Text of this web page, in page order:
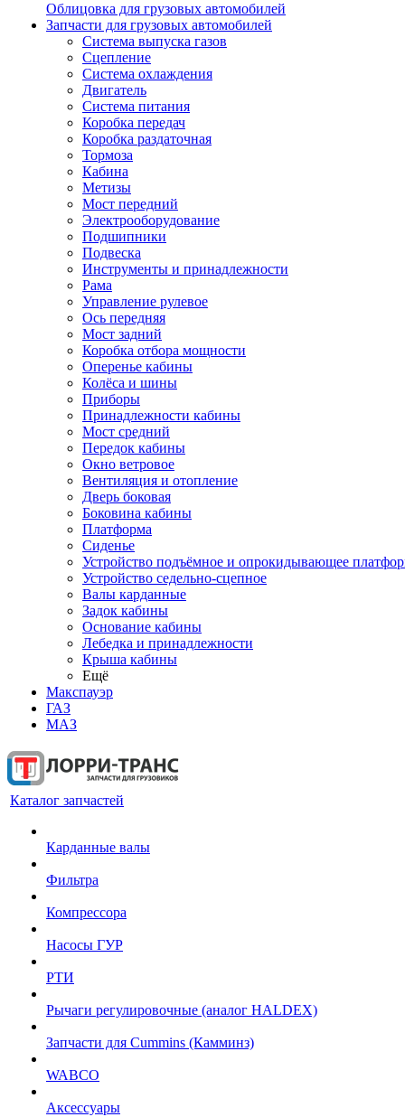
Облицовка для грузовых автомобилей
Запчасти для грузовых автомобилей
Система выпуска газов
Сцепление
Система охлаждения
Двигатель
Система питания
Коробка передач
Коробка раздаточная
Тормоза
Кабина
Метизы
Мост передний
Электрооборудование
Подшипники
Подвеска
Инструменты и принадлежности
Рама
Управление рулевое
Ось передняя
Мост задний
Коробка отбора мощности
Оперенье кабины
Колёса и шины
Приборы
Принадлежности кабины
Мост средний
Передок кабины
Окно ветровое
Вентиляция и отопление
Дверь боковая
Боковина кабины
Платформа
Сиденье
Устройство подъёмное и опрокидывающее
Устройство седельно-сцепное
Валы карданные
Задок кабины
Основание кабины
Лебедка и принадлежности
Крыша кабины
Ещё
Макспауэр
ГАЗ
МАЗ
Каталог запчастей
Карданные валы
Фильтра
Компрессора
Насосы ГУР
РТИ
Рычаги регулировочные (аналог HALDEX)
Запчасти для Cummins (Камминз)
WABCO
Аксессуары